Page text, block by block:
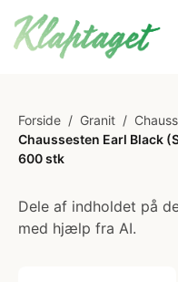
Forside / Granit /
Chaussesten Earl Black
600 stk
Dele af indholdet på
med hjælp fra AI.